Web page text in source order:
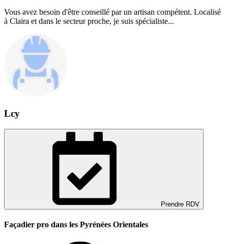
Vous avez besoin d'être conseillé par un artisan compétent. Localisé
à Claira et dans le secteur proche, je suis spécialiste...
Lcy
Prendre RDV
Façadier pro dans les Pyrénées Orientales